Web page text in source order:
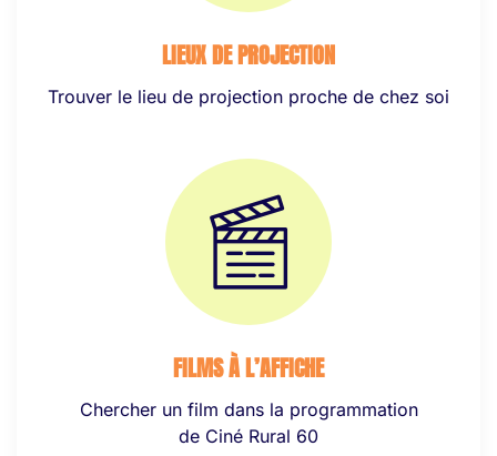
LIEUX DE PROJECTION
Trouver le lieu de projection proche de chez soi
FILMS À L’AFFICHE
Chercher un film dans la programmation
de Ciné Rural 60